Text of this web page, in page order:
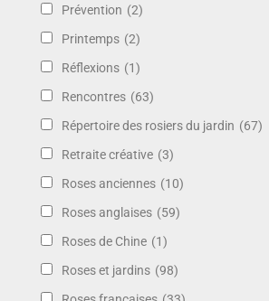
Prévention (2)
Printemps (2)
Réflexions (1)
Rencontres (63)
Répertoire des rosiers du jardin (67)
Retraite créative (3)
Roses anciennes (10)
Roses anglaises (59)
Roses de Chine (1)
Roses et jardins (98)